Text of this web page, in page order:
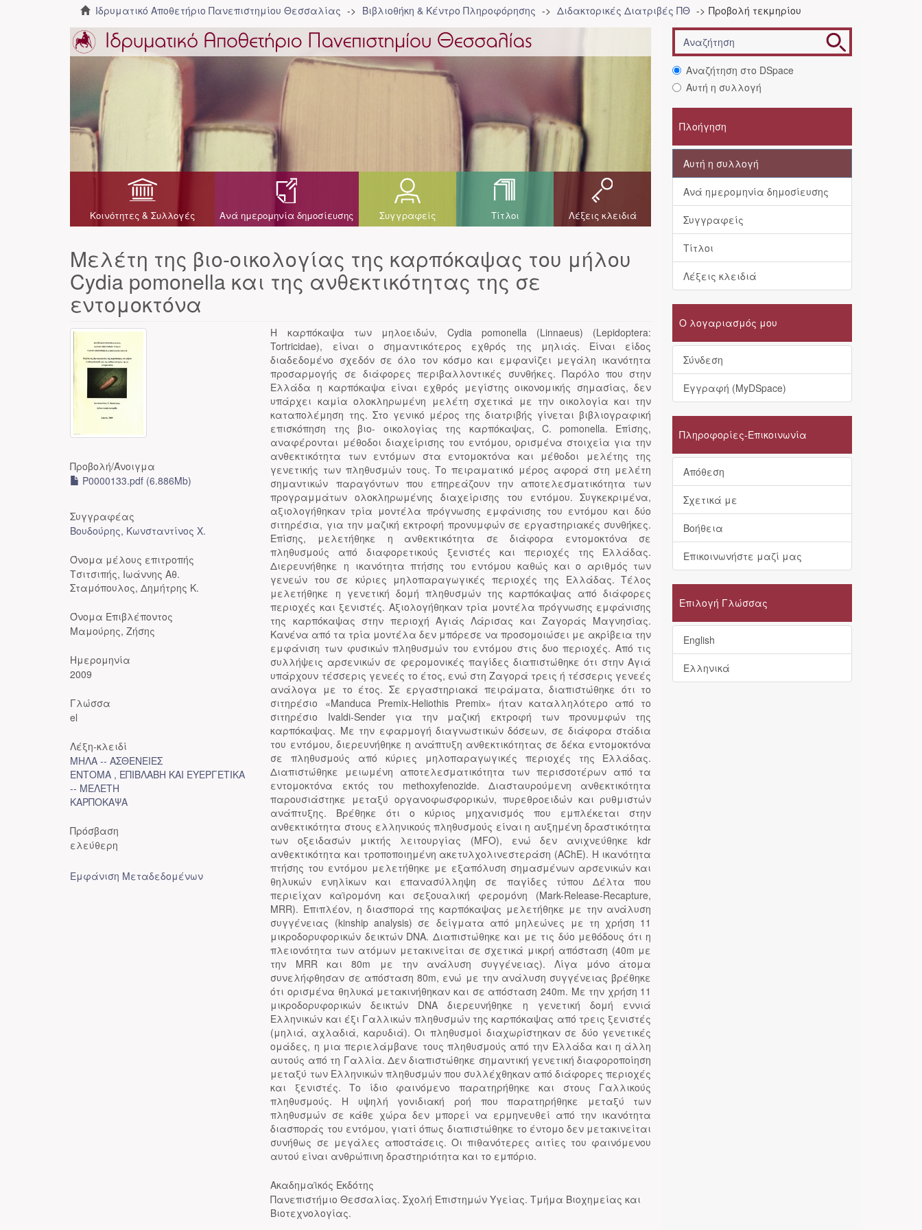
Ιδρυματικό Αποθετήριο Πανεπιστημίου Θεσσαλίας Βιβλιοθήκη & Κέντρο Πληροφόρησης Διδακτορικές Διατριβές ΠΘ Προβολή τεκμηρίου
Κοινότητες & Συλλογές Ανά ημερομηνία δημοσίευσης Συγγραφείς Τίτλοι Λέξεις κλειδιά
Μελέτη της βιο-οικολογίας της καρπόκαψας του μήλου
Cydia pomonella και της ανθεκτικότητας της σε
εντομοκτόνα
Προβολή/Άνοιγμα
P0000133.pdf (6.886Mb)
Συγγραφέας
Βουδούρης, Κωνσταντίνος Χ.
Όνομα μέλους επιτροπής
Τσιτσιπής, Ιωάννης Αθ.
Σταμόπουλος, Δημήτρης Κ.
Όνομα Επιβλέποντος
Μαμούρης, Ζήσης
Ημερομηνία
2009
Γλώσσα
el
Λέξη-κλειδί
ΜΗΛΑ -- ΑΣΘΕΝΕΙΕΣ
ΕΝΤΟΜΑ , ΕΠΙΒΛΑΒΗ ΚΑΙ ΕΥΕΡΓΕΤΙΚΑ
-- ΜΕΛΕΤΗ
ΚΑΡΠΟΚΑΨΑ
Πρόσβαση
ελεύθερη
Εμφάνιση Μεταδεδομένων
Η καρπόκαψα των μηλοειδών, Cydia pomonella (Linnaeus) (Lepidoptera:
Tortricidae), είναι ο σημαντικότερος εχθρός της μηλιάς. Είναι είδος
διαδεδομένο σχεδόν σε όλο τον κόσμο και εμφανίζει μεγάλη ικανότητα
προσαρμογής σε διάφορες περιβαλλοντικές συνθήκες. Παρόλο που στην
Ελλάδα η καρπόκαψα είναι εχθρός μεγίστης οικονομικής σημασίας, δεν
υπάρχει καμία ολοκληρωμένη μελέτη σχετικά με την οικολογία και την
καταπολέμηση της. Στο γενικό μέρος της διατριβής γίνεται βιβλιογραφική
επισκόπηση της βιο- οικολογίας της καρπόκαψας, C. pomonella. Επίσης,
αναφέρονται μέθοδοι διαχείρισης του εντόμου, ορισμένα στοιχεία για την
ανθεκτικότητα των εντόμων στα εντομοκτόνα και μέθοδοι μελέτης της
γενετικής των πληθυσμών τους. Το πειραματικό μέρος αφορά στη μελέτη
σημαντικών παραγόντων που επηρεάζουν την αποτελεσματικότητα των
προγραμμάτων ολοκληρωμένης διαχείρισης του εντόμου. Συγκεκριμένα,
αξιολογήθηκαν τρία μοντέλα πρόγνωσης εμφάνισης του εντόμου και δύο
σιτηρέσια, για την μαζική εκτροφή προνυμφών σε εργαστηριακές συνθήκες.
Επίσης, μελετήθηκε η ανθεκτικότητα σε διάφορα εντομοκτόνα σε
πληθυσμούς από διαφορετικούς ξενιστές και περιοχές της Ελλάδας.
Διερευνήθηκε η ικανότητα πτήσης του εντόμου καθώς και ο αριθμός των
γενεών του σε κύριες μηλοπαραγωγικές περιοχές της Ελλάδας. Τέλος
μελετήθηκε η γενετική δομή πληθυσμών της καρπόκαψας από διάφορες
περιοχές και ξενιστές. Αξιολογήθηκαν τρία μοντέλα πρόγνωσης εμφάνισης
της καρπόκαψας στην περιοχή Αγιάς Λάρισας και Ζαγοράς Μαγνησίας.
Κανένα από τα τρία μοντέλα δεν μπόρεσε να προσομοιώσει με ακρίβεια την
εμφάνιση των φυσικών πληθυσμών του εντόμου στις δυο περιοχές. Από τις
συλλήψεις αρσενικών σε φερομονικές παγίδες διαπιστώθηκε ότι στην Αγιά
υπάρχουν τέσσερις γενεές το έτος, ενώ στη Ζαγορά τρεις ή τέσσερις γενεές
ανάλογα με το έτος. Σε εργαστηριακά πειράματα, διαπιστώθηκε ότι το
σιτηρέσιο «Manduca Premix-Heliothis Premix» ήταν καταλληλότερο από το
σιτηρέσιο Ivaldi-Sender για την μαζική εκτροφή των προνυμφών της
καρπόκαψας. Με την εφαρμογή διαγνωστικών δόσεων, σε διάφορα στάδια
του εντόμου, διερευνήθηκε η ανάπτυξη ανθεκτικότητας σε δέκα εντομοκτόνα
σε πληθυσμούς από κύριες μηλοπαραγωγικές περιοχές της Ελλάδας.
Διαπιστώθηκε μειωμένη αποτελεσματικότητα των περισσοτέρων από τα
εντομοκτόνα εκτός του methoxyfenozide. Διασταυρούμενη ανθεκτικότητα
παρουσιάστηκε μεταξύ οργανοφωσφορικών, πυρεθροειδών και ρυθμιστών
ανάπτυξης. Βρέθηκε ότι ο κύριος μηχανισμός που εμπλέκεται στην
ανθεκτικότητα στους ελληνικούς πληθυσμούς είναι η αυξημένη δραστικότητα
των οξειδασών μικτής λειτουργίας (MFO), ενώ δεν ανιχνεύθηκε kdr
ανθεκτικότητα και τροποποιημένη ακετυλχολινεστεράση (AChE). Η ικανότητα
πτήσης του εντόμου μελετήθηκε με εξαπόλυση σημασμένων αρσενικών και
θηλυκών ενηλίκων και επανασύλληψη σε παγίδες τύπου Δέλτα που
περιείχαν καϊρομόνη και σεξουαλική φερομόνη (Mark-Release-Recapture,
MRR). Επιπλέον, η διασπορά της καρπόκαψας μελετήθηκε με την ανάλυση
συγγένειας (kinship analysis) σε δείγματα από μηλεώνες με τη χρήση 11
μικροδορυφορικών δεικτών DNA. Διαπιστώθηκε και με τις δύο μεθόδους ότι η
πλειονότητα των ατόμων μετακινείται σε σχετικά μικρή απόσταση (40m με
την MRR και 80m με την ανάλυση συγγένειας). Λίγα μόνο άτομα
συνελήφθησαν σε απόσταση 80m, ενώ με την ανάλυση συγγένειας βρέθηκε
ότι ορισμένα θηλυκά μετακινήθηκαν και σε απόσταση 240m. Με την χρήση 11
μικροδορυφορικών δεικτών DNA διερευνήθηκε η γενετική δομή εννιά
Ελληνικών και έξι Γαλλικών πληθυσμών της καρπόκαψας από τρεις ξενιστές
(μηλιά, αχλαδιά, καρυδιά). Οι πληθυσμοί διαχωρίστηκαν σε δύο γενετικές
ομάδες, η μια περιελάμβανε τους πληθυσμούς από την Ελλάδα και η άλλη
αυτούς από τη Γαλλία. Δεν διαπιστώθηκε σημαντική γενετική διαφοροποίηση
μεταξύ των Ελληνικών πληθυσμών που συλλέχθηκαν από διάφορες περιοχές
και ξενιστές. Το ίδιο φαινόμενο παρατηρήθηκε και στους Γαλλικούς
πληθυσμούς. Η υψηλή γονιδιακή ροή που παρατηρήθηκε μεταξύ των
πληθυσμών σε κάθε χώρα δεν μπορεί να ερμηνευθεί από την ικανότητα
διασποράς του εντόμου, γιατί όπως διαπιστώθηκε το έντομο δεν μετακινείται
συνήθως σε μεγάλες αποστάσεις. Οι πιθανότερες αιτίες του φαινόμενου
αυτού είναι ανθρώπινη δραστηριότητα και το εμπόριο.
Ακαδημαϊκός Εκδότης
Πανεπιστήμιο Θεσσαλίας. Σχολή Επιστημών Υγείας. Τμήμα Βιοχημείας και
Βιοτεχνολογίας.
Αναζήτηση στο DSpace
Αυτή η συλλογή
Πλοήγηση
Αυτή η συλλογή
Ανά ημερομηνία δημοσίευσης
Συγγραφείς
Τίτλοι
Λέξεις κλειδιά
Ο λογαριασμός μου
Σύνδεση
Εγγραφή (MyDSpace)
Πληροφορίες-Επικοινωνία
Απόθεση
Σχετικά με
Βοήθεια
Επικοινωνήστε μαζί μας
Επιλογή Γλώσσας
English
Ελληνικά